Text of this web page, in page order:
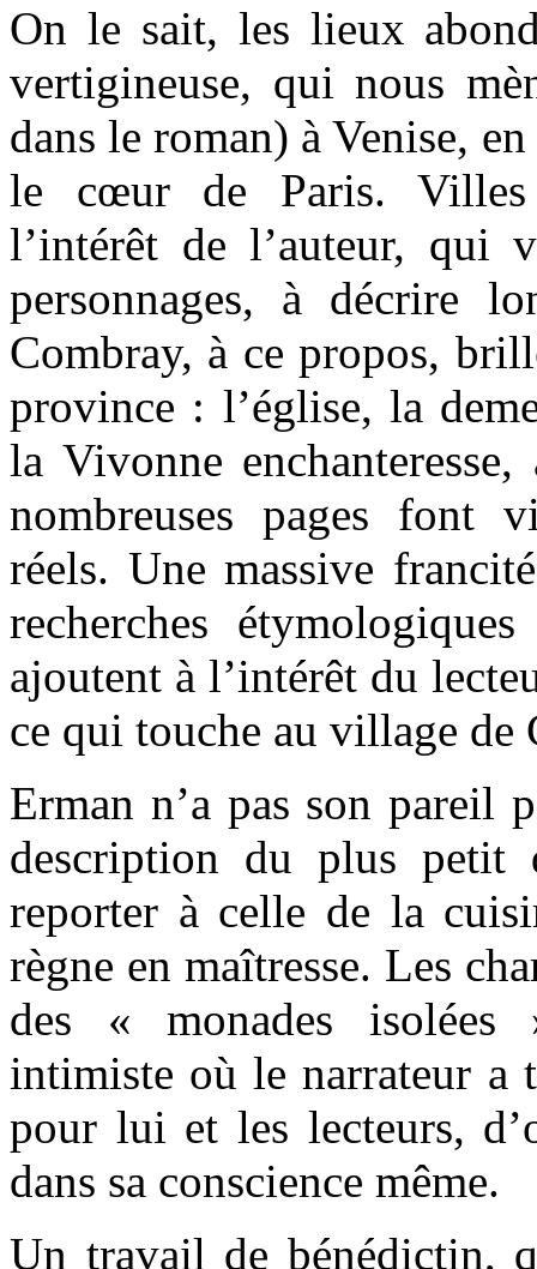
On le sait, les lieux
vertigineuse, qui nous
dans le roman) à Venise,
le cœur de Paris. Villes
l’intérêt de l’auteur, qui
personnages, à décrire
Combray, à ce propos,
province : l’église, la
la Vivonne
nombreuses pages font
réels. Une massive
recherches
ajoutent à l’intérêt du
ce qui touche au village de
Erman n’a pas son pareil
description du plus
reporter à celle de la
règne en maîtresse. Les
des « monades
intimiste où le narrateur a
pour lui et les lecteurs,
dans sa conscience même.
Un travail de bénédictin,